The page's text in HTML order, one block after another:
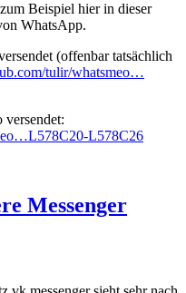
Beispiel hier in dieser
WhatsApp.
(offenbar tatsächlich
tulir/whatsmeo…
versendet:
L578C26
Messenger